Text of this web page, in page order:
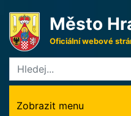
Město
Oficiální webové
Zobrazit menu